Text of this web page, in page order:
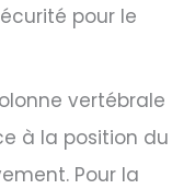
pour le
vertébrale
à la position du
Pour la